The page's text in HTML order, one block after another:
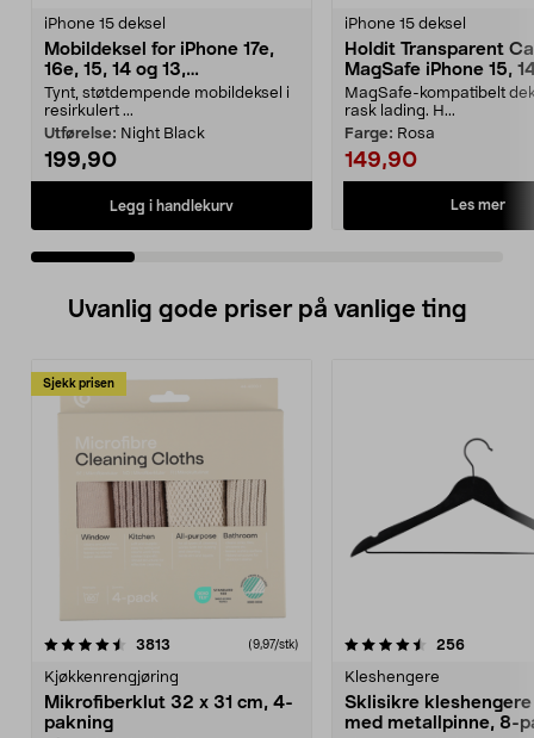
iPhone 15 deksel
Mobildeksel for iPhone 17e,
16e, 15, 14 og 13,
dbramante1928 Greenland
Tynt, støtdempende mobildeksel i
resirkulert ...
Utførelse: Night Black
199,90
Legg i handlekurv
iPhone 15 deksel
Holdit Transparent
MagSafe iPhone 15,
mobildeksel
MagSafe-kompatibelt
rask lading. H...
Farge: Rosa
149,90
Les mer
Uvanlig gode priser på vanlige ting
Sjekk prisen
3813 anmeldelser(9,97/stk)
Kjøkkenrengjøring
Mikrofiberklut 32 x 31 cm, 4-
pakning
4.5av 5 stjerner 256
Kleshengere
Sklisikre
med metallpinne, 8-
4.5av 5 stjerner